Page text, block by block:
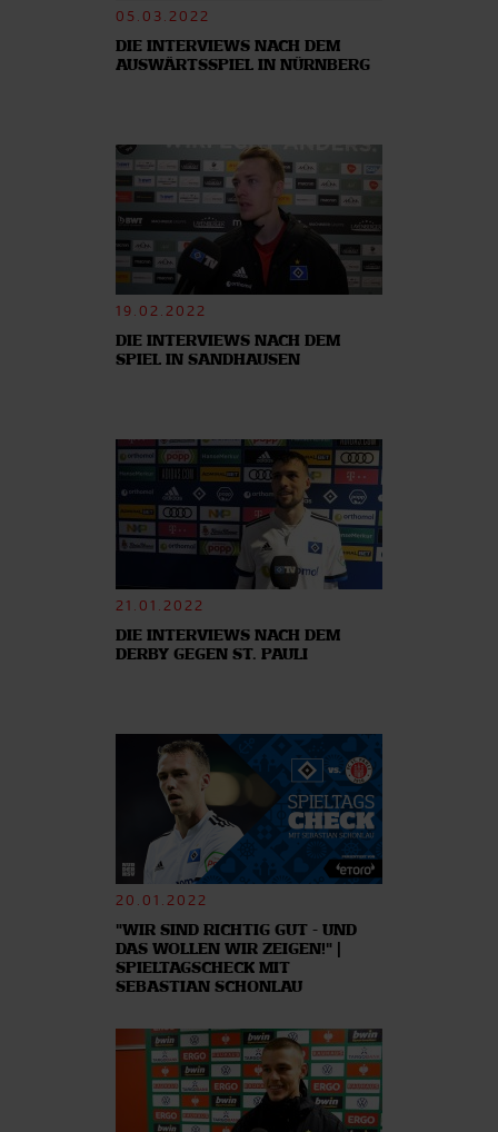
05.03.2022
DIE INTERVIEWS NACH DEM
AUSWÄRTSSPIEL IN NÜRNBERG
19.02.2022
DIE INTERVIEWS NACH DEM
SPIEL IN SANDHAUSEN
21.01.2022
DIE INTERVIEWS NACH DEM
DERBY GEGEN ST. PAULI
20.01.2022
"WIR SIND RICHTIG GUT - UND
DAS WOLLEN WIR ZEIGEN!" |
SPIELTAGSCHECK MIT
SEBASTIAN SCHONLAU